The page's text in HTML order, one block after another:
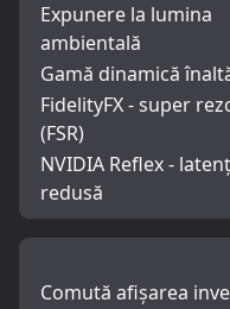
Expunere la lumina
ambientală
Gamă dinamică
FidelityFX - super
(FSR)
NVIDIA Reflex -
redusă
Comută afișarea